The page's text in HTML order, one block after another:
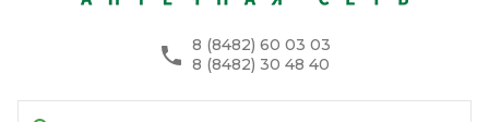
8 (8482) 60 03 03
8 (8482) 30 48 40